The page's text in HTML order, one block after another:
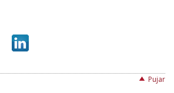
Pujar